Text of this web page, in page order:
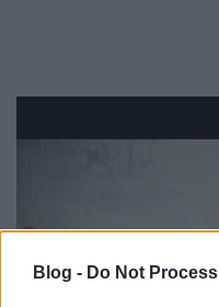
Blog - Do Not